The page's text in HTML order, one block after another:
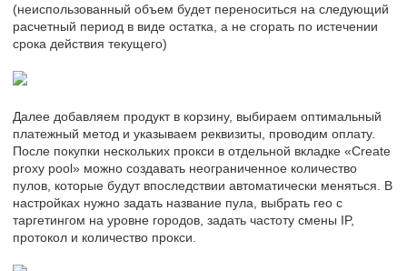
(неиспользованный объем будет переноситься на следующий
расчетный период в виде остатка, а не сгорать по истечении
срока действия текущего)
Далее добавляем продукт в корзину, выбираем оптимальный
платежный метод и указываем реквизиты, проводим оплату.
После покупки нескольких прокси в отдельной вкладке «Create
proxy pool» можно создавать неограниченное количество
пулов, которые будут впоследствии автоматически меняться. В
настройках нужно задать название пула, выбрать гео с
таргетингом на уровне городов, задать частоту смены IP,
протокол и количество прокси.